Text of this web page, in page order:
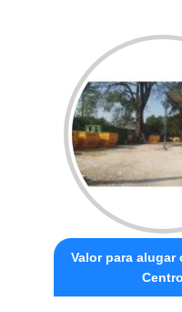
Valor para alugar
Centro